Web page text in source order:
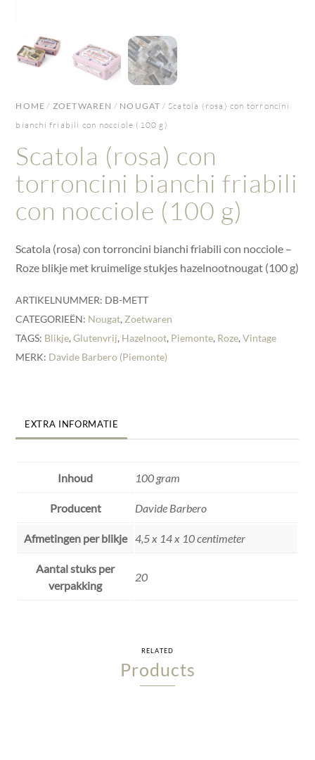
HOME / ZOETWAREN / NOUGAT / Scatola (rosa) con torroncini
bianchi friabili con nocciole (100 g)
Scatola (rosa) con
torroncini bianchi friabili
con nocciole (100 g)
Scatola (rosa) con torroncini bianchi friabili con nocciole –
Roze blikje met kruimelige stukjes hazelnootnougat (100 g)
ARTIKELNUMMER: DB-METT
CATEGORIEËN: Nougat, Zoetwaren
TAGS: Blikje,Glutenvrij, Hazelnoot, Piemonte, Roze,Vintage
MERK: Davide Barbero (Piemonte)
EXTRA INFORMATIE
Inhoud 100 gram
Producent Davide Barbero
Afmetingen per blikje 4,5 x 14 x 10 centimeter
Aantal stuks per
verpakking
20
RELATED
Products